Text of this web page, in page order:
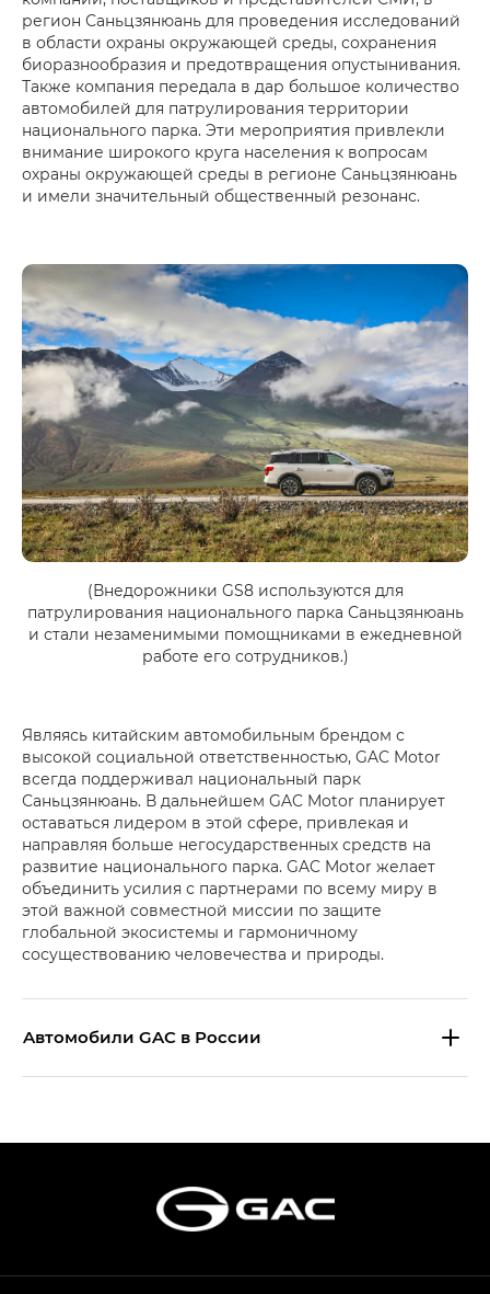
регион Саньцзянюань для проведения исследований
в области охраны окружающей среды, сохранения
биоразнообразия и предотвращения опустынивания.
Также компания передала в дар большое количество
автомобилей для патрулирования территории
национального парка. Эти мероприятия привлекли
внимание широкого круга населения к вопросам
охраны окружающей среды в регионе Саньцзянюань
и имели значительный общественный резонанс.
(Внедорожники GS8 используются для
патрулирования национального парка Саньцзянюань
и стали незаменимыми помощниками в ежедневной
работе его сотрудников.)
Являясь китайским автомобильным брендом с
высокой социальной ответственностью, GAC Motor
всегда поддерживал национальный парк
Саньцзянюань. В дальнейшем GAC Motor планирует
оставаться лидером в этой сфере, привлекая и
направляя больше негосударственных средств на
развитие национального парка. GAC Motor желает
объединить усилия с партнерами по всему миру в
этой важной совместной миссии по защите
глобальной экосистемы и гармоничному
сосуществованию человечества и природы.
Aвтомобили GAC в России
Эс Икс ПРЕМИУМ — SX PREMIUM
S7 — Эс 7 (S7) в комплектациях
Эс Икс ПРЕМИУМ — SX PREMIUM, Эс Тэ — ST
в комплектации Экс ПРЕМИУМ — EX PREMIUM